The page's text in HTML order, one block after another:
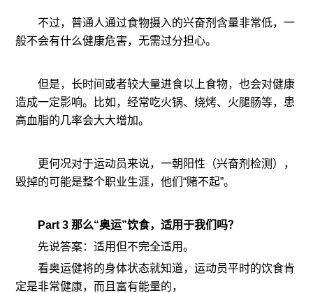
不过，普通人通过食物摄入的兴奋剂含量非常低，一
般不会有什么健康危害，无需过分担心。
但是，长时间或者较大量进食以上食物，也会对健康
造成一定影响。比如，经常吃火锅、烧烤、火腿肠等，患
高血脂的几率会大大增加。
更何况对于运动员来说，一朝阳性（兴奋剂检测），
毁掉的可能是整个职业生涯，他们“赌不起”。
Part 3 那么“奥运”饮食，适用于我们吗？
先说答案：适用但不完全适用。
看奥运健将的身体状态就知道，运动员平时的饮食肯
定是非常健康，而且富有能量的，